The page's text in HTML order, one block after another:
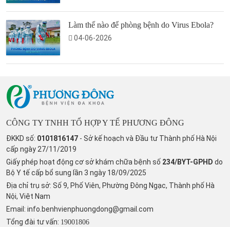
Làm thế nào để phòng bệnh do Virus Ebola?
04-06-2026
CÔNG TY TNHH TỔ HỢP Y TẾ PHƯƠNG ĐÔNG
ĐKKD số: 0101816147 - Sở kế hoạch và Đầu tư Thành phố Hà Nội
cấp ngày 27/11/2019
Giấy phép hoạt động cơ sở khám chữa bệnh số 234/BYT-GPHD do
Bộ Y tế cấp bổ sung lần 3 ngày 18/09/2025
Địa chỉ trụ sở: Số 9, Phố Viên, Phường Đông Ngạc, Thành phố Hà
Nội, Việt Nam
Email: info.benhvienphuongdong@gmail.com
Tổng đài tư vấn: 19001806